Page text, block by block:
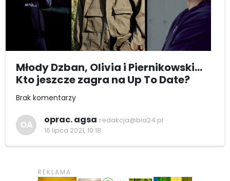
Młody Dzban, Olivia i Piernikowski...
Kto jeszcze zagra na Up To Date?
Brak komentarzy
OA oprac. agsa redakcja@bia24.pl
16 lipca 2021, 10:18